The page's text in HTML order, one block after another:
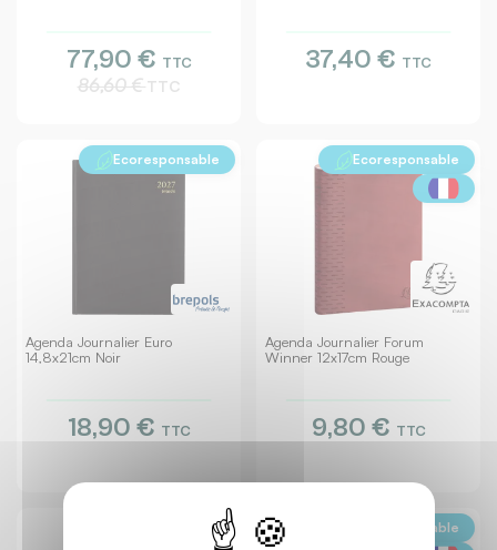
86,60 €TTC
77,90 € TTC 37,40 € TTC
Agenda Journalier Euro
14,8x21cm Noir
Ecoresponsable
18,90 € TTC
Agenda Journalier Forum
Winner 12x17cm Rouge
Ecoresponsable
9,80 € TTC
Ecoresponsable Ecoresponsable